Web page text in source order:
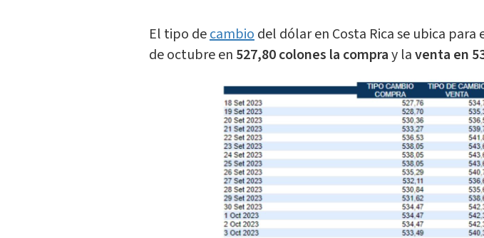
El tipo decambiodel dólar en Costa Rica se ubica para
de octubre en 527,80 colones la compray laventa en